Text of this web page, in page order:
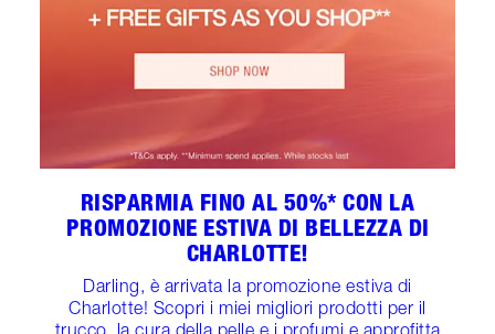
RISPARMIA FINO AL 50%* CON LA
PROMOZIONE ESTIVA DI BELLEZZA DI
CHARLOTTE!
Darling, è arrivata la promozione estiva di
Charlotte! Scopri i miei migliori prodotti per il
trucco, la cura della pelle e i profumi e approfitta